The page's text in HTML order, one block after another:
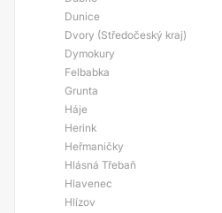
Dunice
Dvory (Středočeský kraj)
Dymokury
Felbabka
Grunta
Háje
Herink
Heřmaničky
Hlásná Třebaň
Hlavenec
Hlízov